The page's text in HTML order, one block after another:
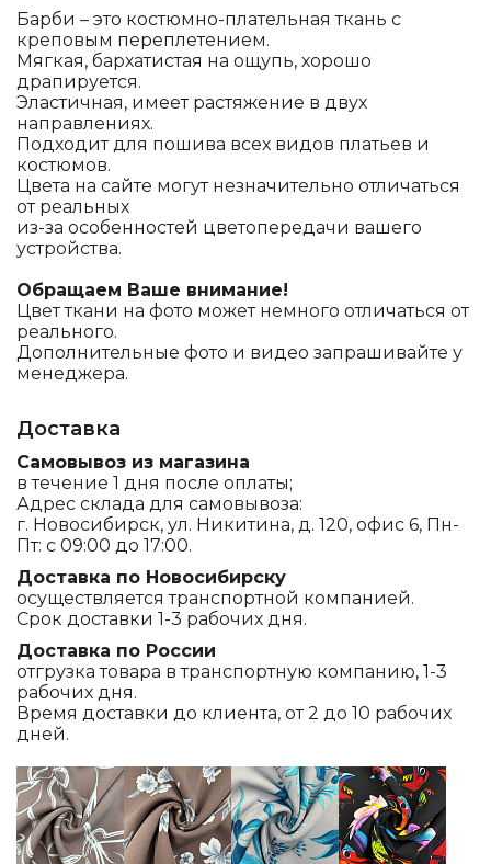
Барби – это костюмно-плательная ткань с
креповым переплетением.
Мягкая, бархатистая на ощупь, хорошо
драпируется.
Эластичная, имеет растяжение в двух
направлениях.
Подходит для пошива всех видов платьев и
костюмов.
Цвета на сайте могут незначительно отличаться
от реальных
из-за особенностей цветопередачи вашего
устройства.
Обращаем Ваше внимание!
Цвет ткани на фото может немного отличаться от
реального.
Дополнительные фото и видео запрашивайте у
менеджера.
Доставка
Самовывоз из магазина
в течение 1 дня после оплаты;
Адрес склада для самовывоза:
г. Новосибирск, ул. Никитина, д. 120, офис 6, Пн-
Пт: с 09:00 до 17:00.
Доставка по Новосибирску
осуществляется транспортной компанией.
Срок доставки 1-3 рабочих дня.
Доставка по России
отгрузка товара в транспортную компанию, 1-3
рабочих дня.
Время доставки до клиента, от 2 до 10 рабочих
дней.